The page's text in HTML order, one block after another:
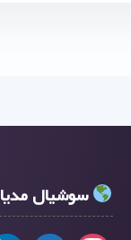
سوشیال مدیا